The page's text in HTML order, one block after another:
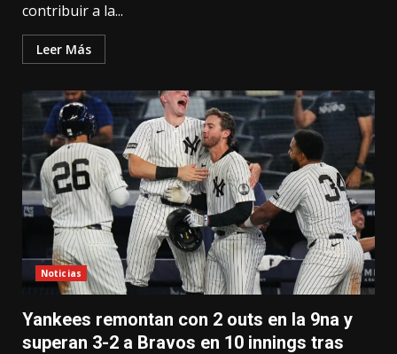
contribuir a la...
Leer Más
Noticias
Yankees remontan con 2 outs en la 9na y
superan 3-2 a Bravos en 10 innings tras